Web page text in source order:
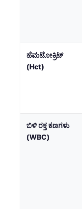
ಹೆಮಟೋಕ್ರಿಟ್
(Hct)
ಬಿಳಿ ರಕ್ತ ಕಣಗಳು
(WBC)